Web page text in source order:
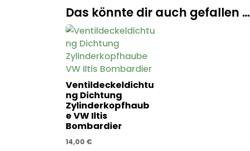
Das könnte dir auch gefallen …
Ventildeckeldichtu
ng Dichtung
Zylinderkopfhaub
e VW Iltis
Bombardier
14,00 €